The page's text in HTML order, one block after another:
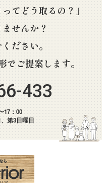
てどう取るの？」
せんか？
ださい。
でご提案します。
433
17：00
第3日曜日